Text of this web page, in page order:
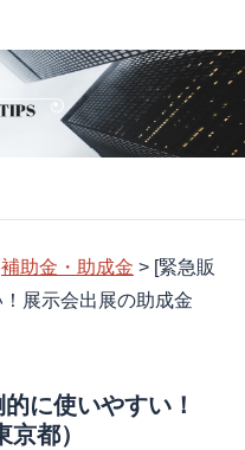
補助金・助成金 > [緊急販
展示会出展の助成金
に使いやすい！
都）